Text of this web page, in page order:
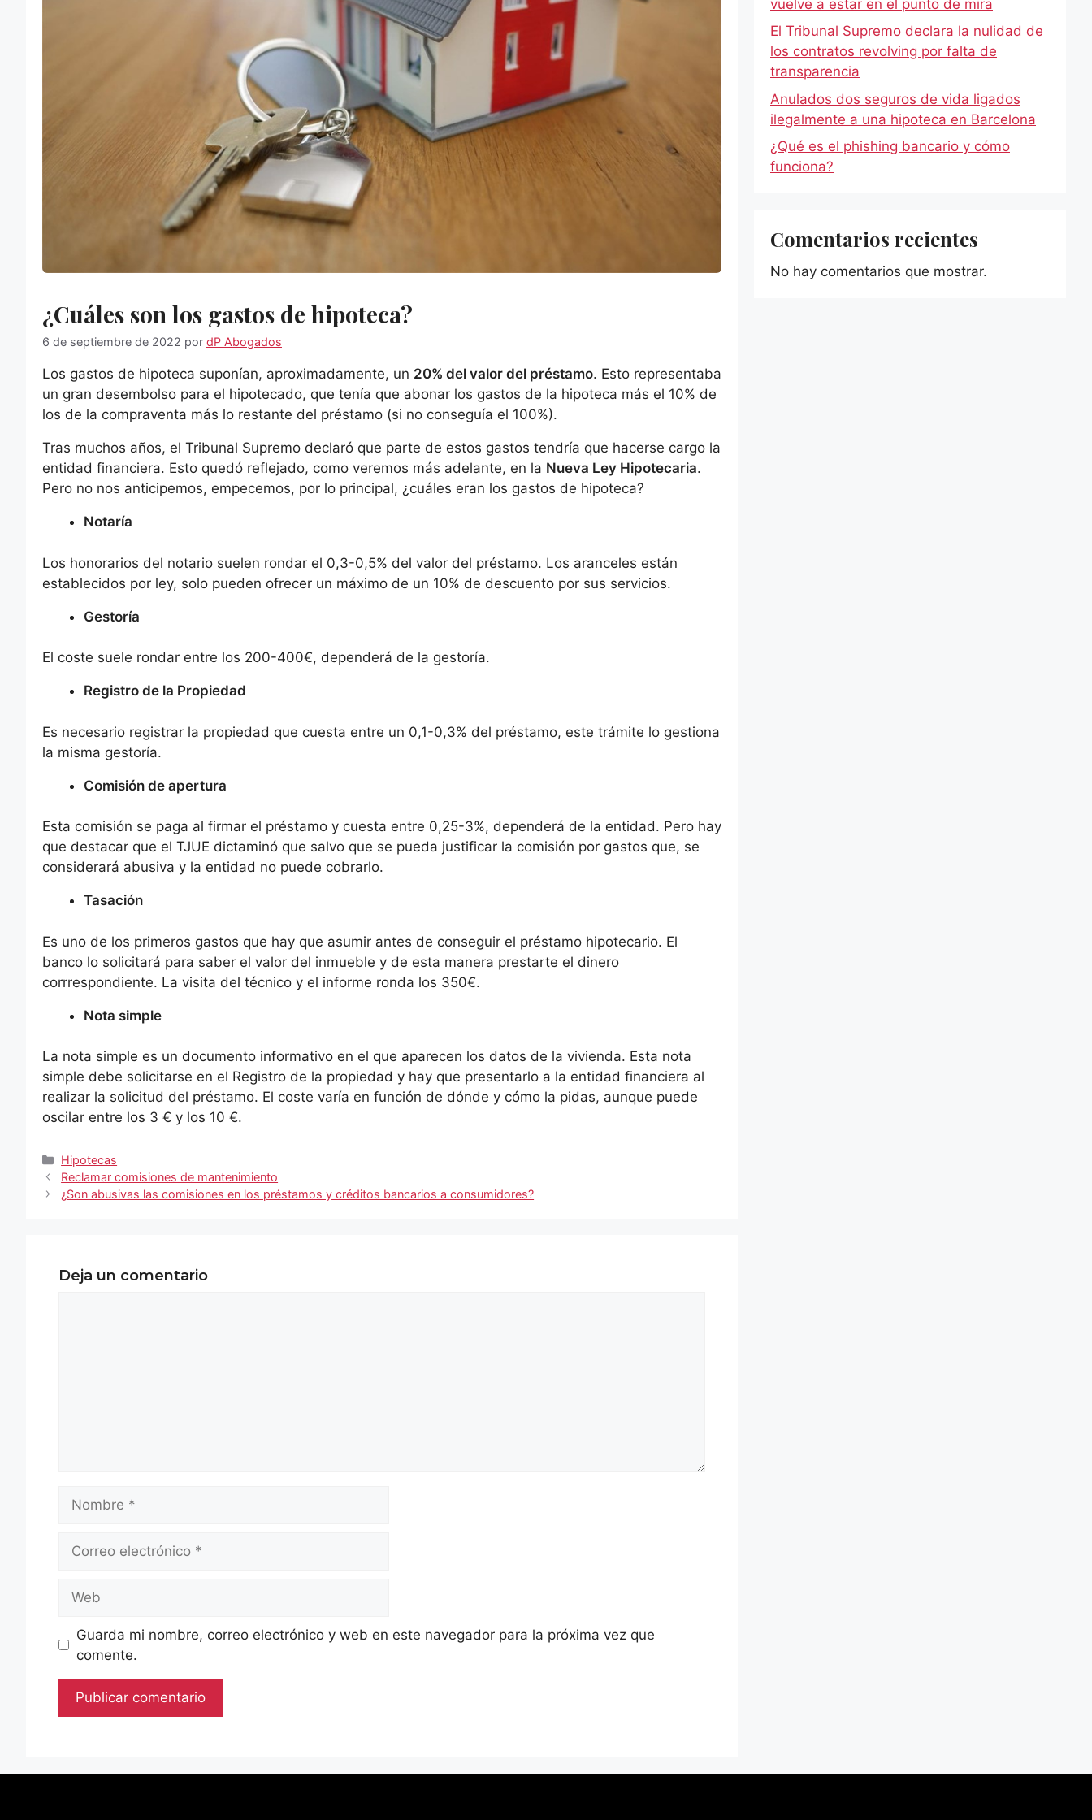
¿Cuáles son los gastos de hipoteca?
6 de septiembre de 2022 por dP Abogados
Los gastos de hipoteca suponían, aproximadamente, un 20% del valor del préstamo. Esto representaba
un gran desembolso para el hipotecado, que tenía que abonar los gastos de la hipoteca más el 10% de
los de la compraventa más lo restante del préstamo (si no conseguía el 100%).
Tras muchos años, el Tribunal Supremo declaró que parte de estos gastos tendría que hacerse cargo la
entidad financiera. Esto quedó reflejado, como veremos más adelante, en la Nueva Ley Hipotecaria.
Pero no nos anticipemos, empecemos, por lo principal, ¿cuáles eran los gastos de hipoteca?
Notaría
Los honorarios del notario suelen rondar el 0,3-0,5% del valor del préstamo. Los aranceles están
establecidos por ley, solo pueden ofrecer un máximo de un 10% de descuento por sus servicios.
Gestoría
El coste suele rondar entre los 200-400€, dependerá de la gestoría.
Registro de la Propiedad
Es necesario registrar la propiedad que cuesta entre un 0,1-0,3% del préstamo, este trámite lo gestiona
la misma gestoría.
Comisión de apertura
Esta comisión se paga al firmar el préstamo y cuesta entre 0,25-3%, dependerá de la entidad. Pero hay
que destacar que el TJUE dictaminó que salvo que se pueda justificar la comisión por gastos que, se
considerará abusiva y la entidad no puede cobrarlo.
Tasación
Es uno de los primeros gastos que hay que asumir antes de conseguir el préstamo hipotecario. El
banco lo solicitará para saber el valor del inmueble y de esta manera prestarte el dinero
corrrespondiente. La visita del técnico y el informe ronda los 350€.
Nota simple
La nota simple es un documento informativo en el que aparecen los datos de la vivienda. Esta nota
simple debe solicitarse en el Registro de la propiedad y hay que presentarlo a la entidad financiera al
realizar la solicitud del préstamo. El coste varía en función de dónde y cómo la pidas, aunque puede
oscilar entre los 3 € y los 10 €.
Categorías
Hipotecas
Reclamar comisiones de mantenimiento
¿Son abusivas las comisiones en los préstamos y créditos bancarios a consumidores?
Deja un comentario
electrónico
Guarda mi nombre, correo electrónico y web en este navegador para la próxima vez que
comente.
vuelve a estar en el punto de mira
El Tribunal Supremo declara la nulidad de
los contratos revolving por falta de
transparencia
Anulados dos seguros de vida ligados
ilegalmente a una hipoteca en Barcelona
¿Qué es el phishing bancario y cómo
funciona?
Comentarios recientes
No hay comentarios que mostrar.